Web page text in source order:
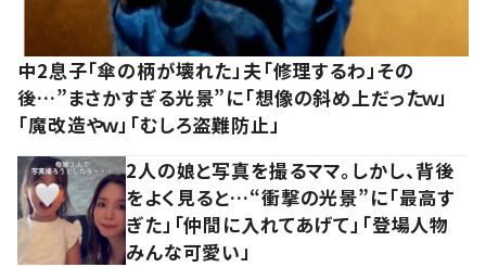
中2息子「傘の柄が壊れた」夫「修理するわ」その
後…”まさかすぎる光景”に「想像の斜め上だったｗ」
「魔改造やｗ」「むしろ盗難防止」
2人の娘と写真を撮るママ。しかし、背後
をよく見ると…“衝撃の光景”に「最高す
ぎた」「仲間に入れてあげて」「登場人物
みんな可愛い」